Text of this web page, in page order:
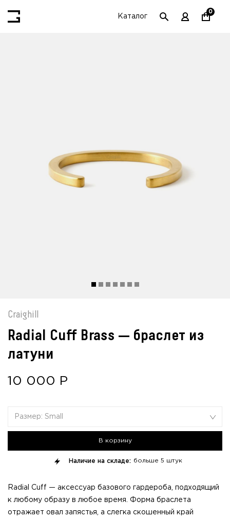
Каталог
0
Craighill
Radial Cuff Brass — браслет из
латуни
10 000 Р
Размер: Small
В корзину
Наличие на складе: больше 5 штук
Radial Cuff — аксессуар базового гардероба, подходящий
к любому образу в любое время. Форма браслета
отражает овал запястья, а слегка скошенный край